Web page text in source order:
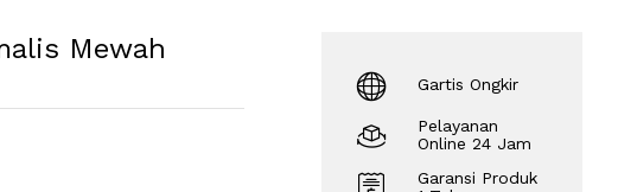
Mewah
Gartis Ongkir
Pelayanan
Online 24 Jam
Garansi Produk